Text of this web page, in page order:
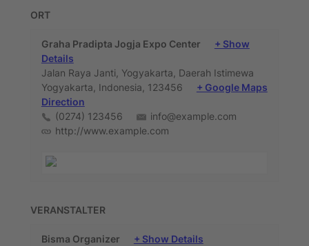
ORT
Graha Pradipta Jogja Expo Center
+ Show
Details
Jalan Raya Janti, Yogyakarta, Daerah Istimewa
Yogyakarta, Indonesia, 123456
+ Google Maps
Direction
(0274) 123456
info@example.com
http://www.example.com
VERANSTALTER
Bisma Organizer
+ Show Details